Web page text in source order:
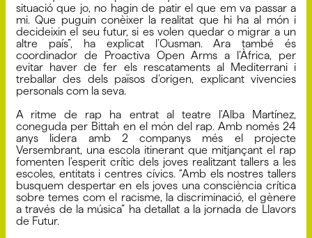
situació que jo, no hagin de patir el que em va passar a
mi. Que puguin conèixer la realitat que hi ha al món i
decideixin el seu futur, si es volen quedar o migrar a un
altre país”, ha explicat l’Ousman. Ara també és
coordinador de Proactiva Open Arms a l’Àfrica, per
evitar haver de fer els rescataments al Mediterrani i
treballar des dels països d’origen, explicant vivencies
personals com la seva.
A ritme de rap ha entrat al teatre l'Alba Martínez,
coneguda per Bittah en el món del rap. Amb només 24
anys lidera amb 2 companys més el projecte
Versembrant, una escola itinerant que mitjançant el rap
fomenten l’esperit crític dels joves realitzant tallers a les
escoles, entitats i centres cívics. “Amb els nostres tallers
busquem despertar en els joves una consciència crítica
sobre temes com el racisme, la discriminació, el gènere
a través de la música” ha detallat a la jornada de Llavors
de Futur.